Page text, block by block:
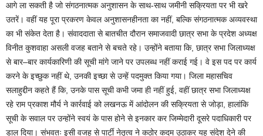
आगे ला सकती है जो संगठनात्मक अनुशासन के साथ-साथ जमीनी सक्रियता पर भी खरे
उतरें। वहीं यह पूरा प्रकरण केवल अनुशासनहीनता का नहीं, बल्कि संगठनात्मक अव्यवस्था
का भी संकेत देता है। संवाददाता से बातचीत दौरान समाजवादी छात्र सभा के प्रदेश अध्यक्ष
विनीत कुशवाहा असली वजह बताने से बचते रहे। उन्होंने बताया कि, छात्र सभा जिलाध्यक्ष
से बार–बार कार्यकारिणी की सूची मांगे जाने पर उपलब्ध नहीं कराई गई। वे इस पद पर कार्य
करने के इच्छुक नहीं थे, उनकी इच्छा से उन्हें पदमुक्त किया गया। जिला महासचिव
सलाहुद्दीन कहते हैं कि, उनके पास सूची कभी जमा ही नहीं हुई, वहीं छात्र सभा जिलाध्यक्ष
रहे राम प्रकाश मौर्य ने कार्रवाई को लखनऊ में आंदोलन की सक्रियता से जोड़ा, हालांकि
सूची के सवाल पर उन्होंने स्वयं के पास होने से इनकार कर जिम्मेदारी दूसरे पदाधिकारी पर
डाल दिया। संभवतः इसी वजह से पार्टी नेतृत्व ने कठोर कदम उठाकर यह संदेश देने की